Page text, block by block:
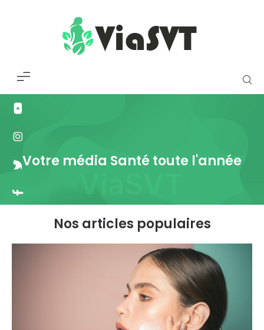
Votre média Santé toute l'année
ViaSVT
Nos articles populaires